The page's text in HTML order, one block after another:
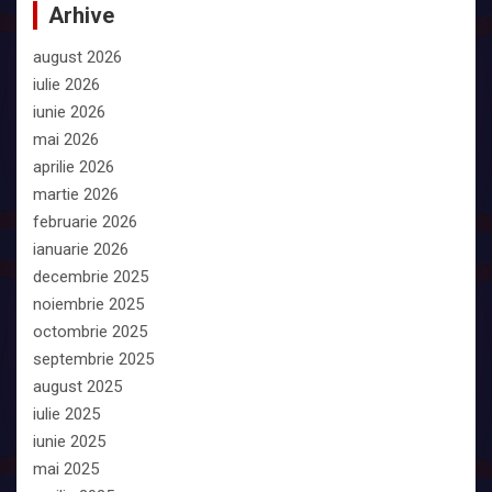
Arhive
august 2026
iulie 2026
iunie 2026
mai 2026
aprilie 2026
martie 2026
februarie 2026
ianuarie 2026
decembrie 2025
noiembrie 2025
octombrie 2025
septembrie 2025
august 2025
iulie 2025
iunie 2025
mai 2025